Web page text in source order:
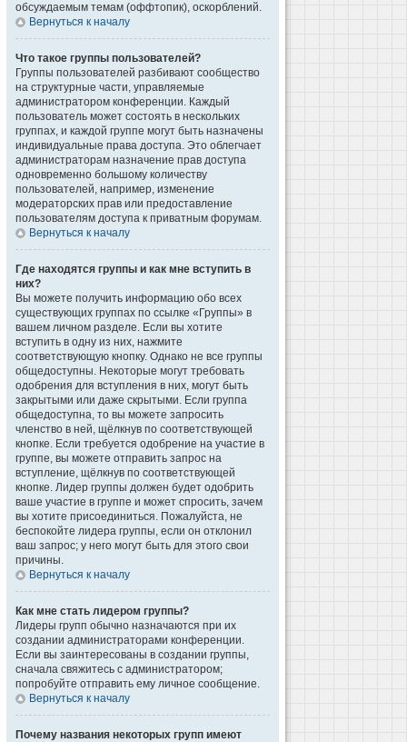
обсуждаемым темам (оффтопик), оскорблений.
Вернуться к началу
Что такое группы пользователей?
Группы пользователей разбивают сообщество
на структурные части, управляемые
администратором конференции. Каждый
пользователь может состоять в нескольких
группах, и каждой группе могут быть назначены
индивидуальные права доступа. Это облегчает
администраторам назначение прав доступа
одновременно большому количеству
пользователей, например, изменение
модераторских прав или предоставление
пользователям доступа к приватным форумам.
Вернуться к началу
Где находятся группы и как мне вступить в
них?
Вы можете получить информацию обо всех
существующих группах по ссылке «Группы» в
вашем личном разделе. Если вы хотите
вступить в одну из них, нажмите
соответствующую кнопку. Однако не все группы
общедоступны. Некоторые могут требовать
одобрения для вступления в них, могут быть
закрытыми или даже скрытыми. Если группа
общедоступна, то вы можете запросить
членство в ней, щёлкнув по соответствующей
кнопке. Если требуется одобрение на участие в
группе, вы можете отправить запрос на
вступление, щёлкнув по соответствующей
кнопке. Лидер группы должен будет одобрить
ваше участие в группе и может спросить, зачем
вы хотите присоединиться. Пожалуйста, не
беспокойте лидера группы, если он отклонил
ваш запрос; у него могут быть для этого свои
причины.
Вернуться к началу
Как мне стать лидером группы?
Лидеры групп обычно назначаются при их
создании администраторами конференции.
Если вы заинтересованы в создании группы,
сначала свяжитесь с администратором;
попробуйте отправить ему личное сообщение.
Вернуться к началу
Почему названия некоторых групп имеют